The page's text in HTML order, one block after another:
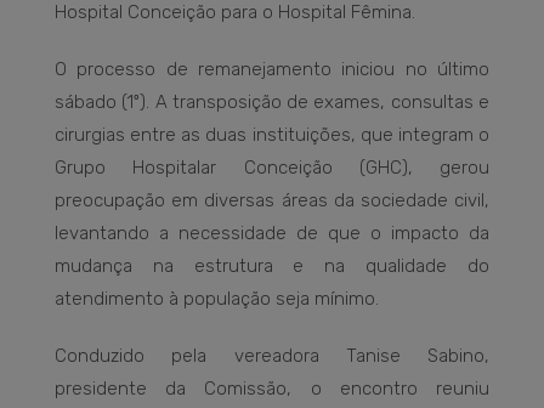
Hospital Conceição para o Hospital Fêmina.
O processo de remanejamento iniciou no último
sábado (1º). A transposição de exames, consultas e
cirurgias entre as duas instituições, que integram o
Grupo Hospitalar Conceição (GHC), gerou
preocupação em diversas áreas da sociedade civil,
levantando a necessidade de que o impacto da
mudança na estrutura e na qualidade do
atendimento à população seja mínimo.
Conduzido pela vereadora Tanise Sabino,
presidente da Comissão, o encontro reuniu